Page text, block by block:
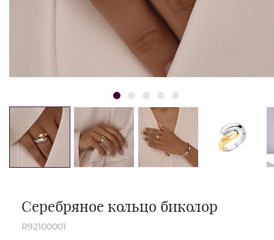
Серебряное кольцо биколор
R92100001